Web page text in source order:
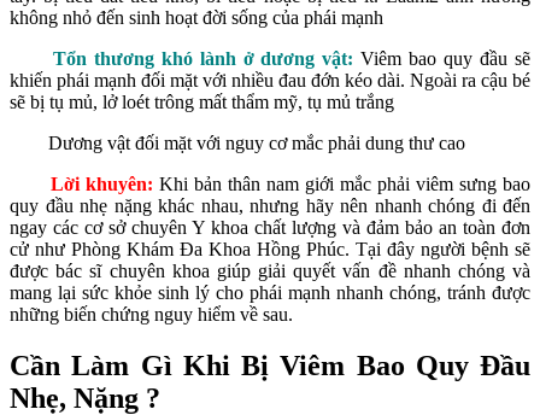
không nhỏ đến sinh hoạt đời sống của phái mạnh
Tổn thương khó lành ở dương vật:Viêm bao quy đầu sẽ
khiến phái mạnh đối mặt với nhiều đau đớn kéo dài. Ngoài ra cậu bé
sẽ bị tụ mủ, lở loét trông mất thẩm mỹ, tụ mủ trắng
Dương vật đối mặt với nguy cơ mắc phải dung thư cao
Lời khuyên: Khi bản thân nam giới mắc phải viêm sưng bao
quy đầu nhẹ nặng khác nhau, nhưng hãy nên nhanh chóng đi đến
ngay các cơ sở chuyên Y khoa chất lượng và đảm bảo an toàn đơn
cử như Phòng Khám Đa Khoa Hồng Phúc. Tại đây người bệnh sẽ
được bác sĩ chuyên khoa giúp giải quyết vấn đề nhanh chóng và
mang lại sức khỏe sinh lý cho phái mạnh nhanh chóng, tránh được
những biến chứng nguy hiểm về sau.
Cần Làm Gì Khi Bị Viêm Bao Quy Đầu
Nhẹ, Nặng ?